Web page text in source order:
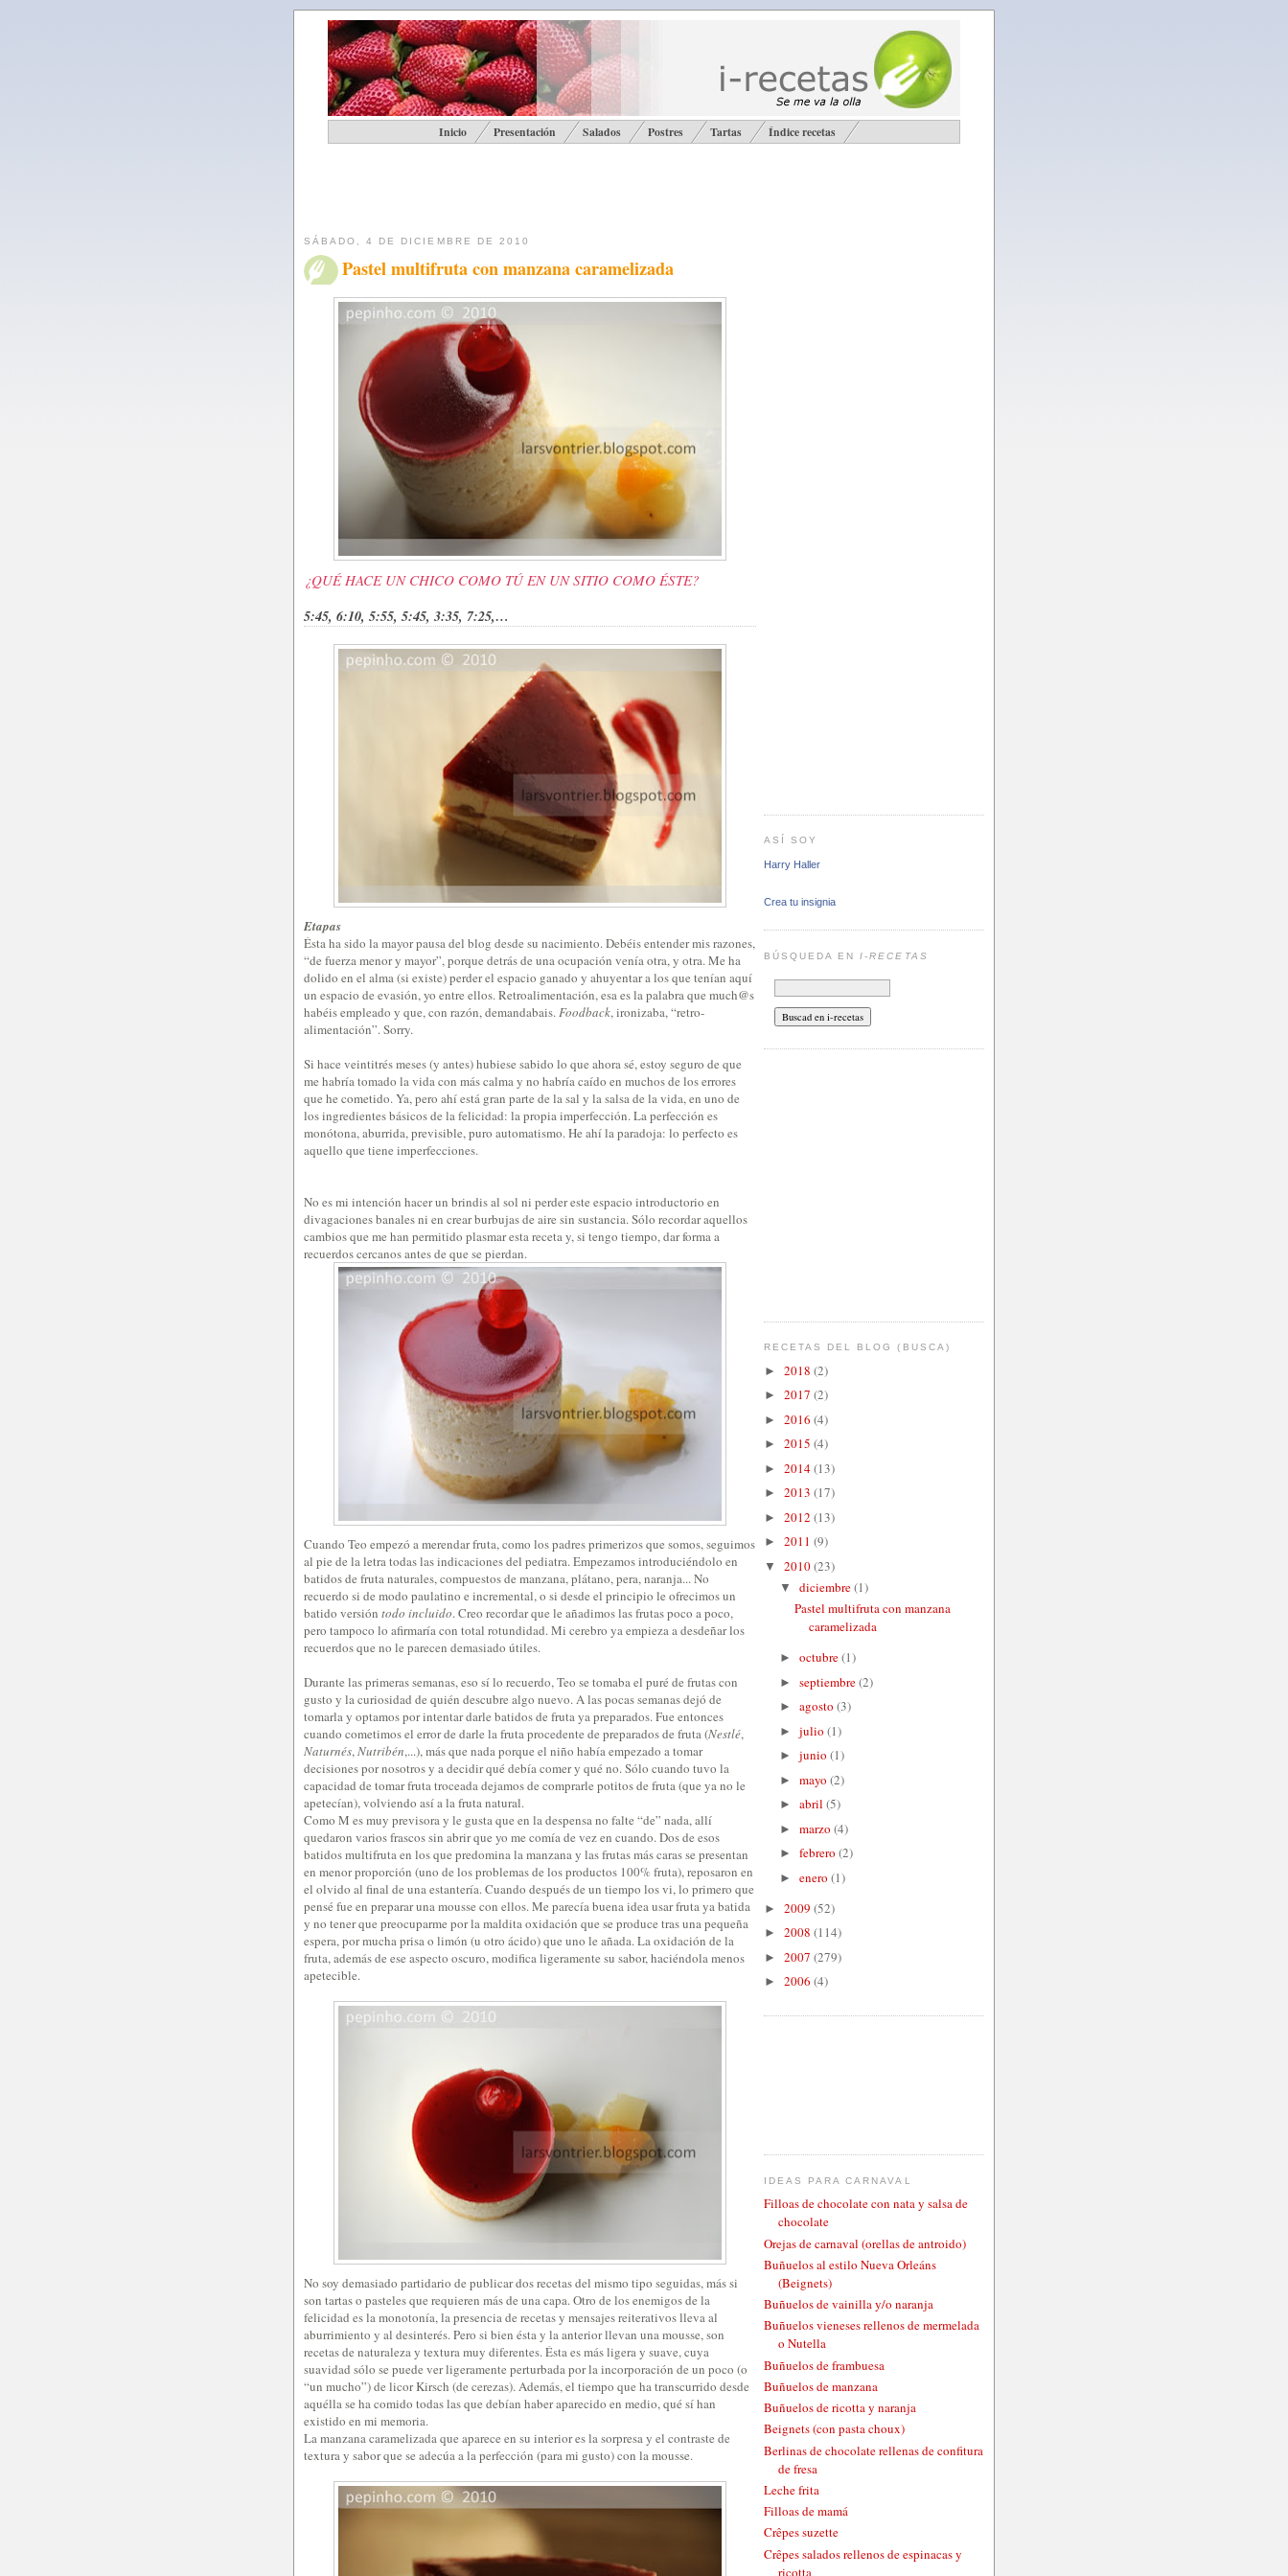
Inicio Presentación Salados Postres Tartas Índice recetas
SÁBADO, 4 DE DICIEMBRE DE 2010
Pastel multifruta con manzana caramelizada
¿QUÉ HACE UN CHICO COMO TÚ EN UN SITIO COMO ÉSTE?
5:45, 6:10, 5:55, 5:45, 3:35, 7:25,…
Etapas
Ésta ha sido la mayor pausa del blog desde su nacimiento. Debéis entender mis razones,
“de fuerza menor y mayor”, porque detrás de una ocupación venía otra, y otra. Me ha
dolido en el alma (si existe) perder el espacio ganado y ahuyentar a los que tenían aquí
un espacio de evasión, yo entre ellos. Retroalimentación, esa es la palabra que much@s
habéis empleado y que, con razón, demandabais.Foodback, ironizaba, “retro-
alimentación”. Sorry.
Si hace veintitrés meses (y antes) hubiese sabido lo que ahora sé, estoy seguro de que
me habría tomado la vida con más calma y no habría caído en muchos de los errores
que he cometido. Ya, pero ahí está gran parte de la sal y la salsa de la vida, en uno de
los ingredientes básicos de la felicidad: la propia imperfección. La perfección es
monótona, aburrida, previsible, puro automatismo. He ahí la paradoja: lo perfecto es
aquello que tiene imperfecciones.
No es mi intención hacer un brindis al sol ni perder este espacio introductorio en
divagaciones banales ni en crear burbujas de aire sin sustancia. Sólo recordar aquellos
cambios que me han permitido plasmar esta receta y, si tengo tiempo, dar forma a
recuerdos cercanos antes de que se pierdan.
Cuando Teo empezó a merendar fruta, como los padres primerizos que somos, seguimos
al pie de la letra todas las indicaciones del pediatra. Empezamos introduciéndolo en
batidos de fruta naturales, compuestos de manzana, plátano, pera, naranja... No
recuerdo si de modo paulatino e incremental, o si desde el principio le ofrecimos un
batido versión todo incluido. Creo recordar que le añadimos las frutas poco a poco,
pero tampoco lo afirmaría con total rotundidad. Mi cerebro ya empieza a desdeñar los
recuerdos que no le parecen demasiado útiles.
Durante las primeras semanas, eso sí lo recuerdo, Teo se tomaba el puré de frutas con
gusto y la curiosidad de quién descubre algo nuevo. A las pocas semanas dejó de
tomarla y optamos por intentar darle batidos de fruta ya preparados. Fue entonces
cuando cometimos el error de darle la fruta procedente de preparados de fruta (Nestlé,
Naturnés,Nutribén,...), más que nada porque el niño había empezado a tomar
decisiones por nosotros y a decidir qué debía comer y qué no. Sólo cuando tuvo la
capacidad de tomar fruta troceada dejamos de comprarle potitos de fruta (que ya no le
apetecían), volviendo así a la fruta natural.
Como M es muy previsora y le gusta que en la despensa no falte “de” nada, allí
quedaron varios frascos sin abrir que yo me comía de vez en cuando. Dos de esos
batidos multifruta en los que predomina la manzana y las frutas más caras se presentan
en menor proporción (uno de los problemas de los productos 100% fruta), reposaron en
el olvido al final de una estantería. Cuando después de un tiempo los vi, lo primero que
pensé fue en preparar una mousse con ellos. Me parecía buena idea usar fruta ya batida
y no tener que preocuparme por la maldita oxidación que se produce tras una pequeña
espera, por mucha prisa o limón (u otro ácido) que uno le añada. La oxidación de la
fruta, además de ese aspecto oscuro, modifica ligeramente su sabor, haciéndola menos
apetecible.
No soy demasiado partidario de publicar dos recetas del mismo tipo seguidas, más si
son tartas o pasteles que requieren más de una capa. Otro de los enemigos de la
felicidad es la monotonía, la presencia de recetas y mensajes reiterativos lleva al
aburrimiento y al desinterés. Pero si bien ésta y la anterior llevan una mousse, son
recetas de naturaleza y textura muy diferentes. Ésta es más ligera y suave, cuya
suavidad sólo se puede ver ligeramente perturbada por la incorporación de un poco (o
“un mucho”) de licor Kirsch (de cerezas). Además, el tiempo que ha transcurrido desde
aquélla se ha comido todas las que debían haber aparecido en medio, qué sí han
existido en mi memoria.
La manzana caramelizada que aparece en su interior es la sorpresa y el contraste de
textura y sabor que se adecúa a la perfección (para mi gusto) con la mousse.
ASÍ SOY
Harry Haller
Crea tu insignia
BÚSQUEDA ENI-RECETAS
RECETAS DEL BLOG (BUSCA)
► 2018 (2)
► 2017 (2)
► 2016 (4)
► 2015 (4)
► 2014(13)
► 2013 (17)
► 2012 (13)
► 2011 (9)
▼ 2010(23)
▼ diciembre(1)
Pastel multifruta con manzana
caramelizada
► octubre(1)
► septiembre(2)
► agosto (3)
► julio (1)
► junio (1)
► mayo (2)
► abril (5)
► marzo (4)
► febrero (2)
► enero (1)
► 2009 (52)
► 2008 (114)
► 2007 (279)
► 2006 (4)
IDEAS PARA CARNAVAL
Filloas de chocolate con nata y salsa de
chocolate
Orejas de carnaval (orellas de antroido)
Buñuelos al estilo Nueva Orleáns
(Beignets)
Buñuelos de vainilla y/o naranja
Buñuelos vieneses rellenos de mermelada
o Nutella
Buñuelos de frambuesa
Buñuelos de manzana
Buñuelos de ricotta y naranja
Beignets (con pasta choux)
Berlinas de chocolate rellenas de confitura
de fresa
Leche frita
Filloas de mamá
Crêpes suzette
Crêpes salados rellenos de espinacas y
ricotta